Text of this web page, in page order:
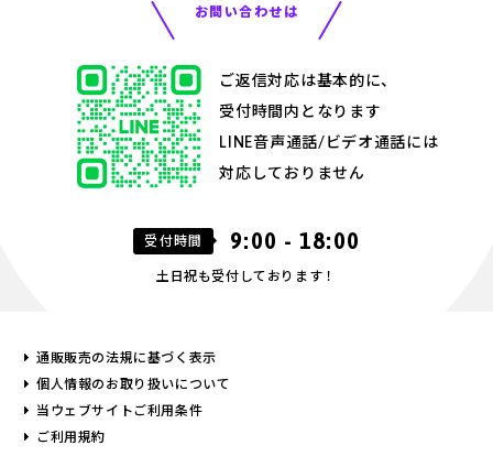
お問い合わせは
ご返信対応は基本的に、
受付時間内となります
LINE音声通話/ビデオ通話には
対応しておりません
受付時間 9:00 - 18:00
土日祝も受付しております！
通販販売の法規に基づく表示
個人情報のお取り扱いについて
当ウェブサイトご利用条件
ご利用規約